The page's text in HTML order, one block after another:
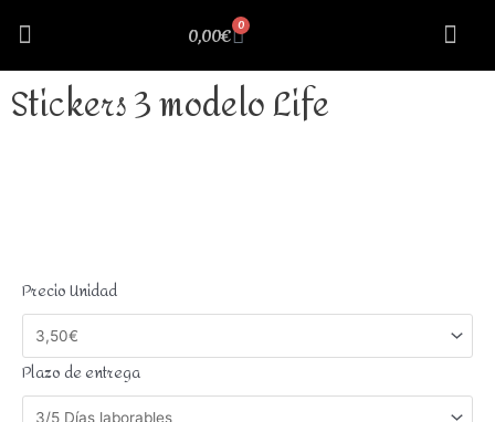
0,00€ 0
Stickers 3 modelo Life
Precio Unidad
Plazo de entrega